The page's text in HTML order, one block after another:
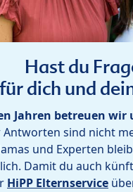
Hast du
dich und
Jahren betreuen
Antworten sind nicht
und Experten
Damit du auch
HiPP Elternservice